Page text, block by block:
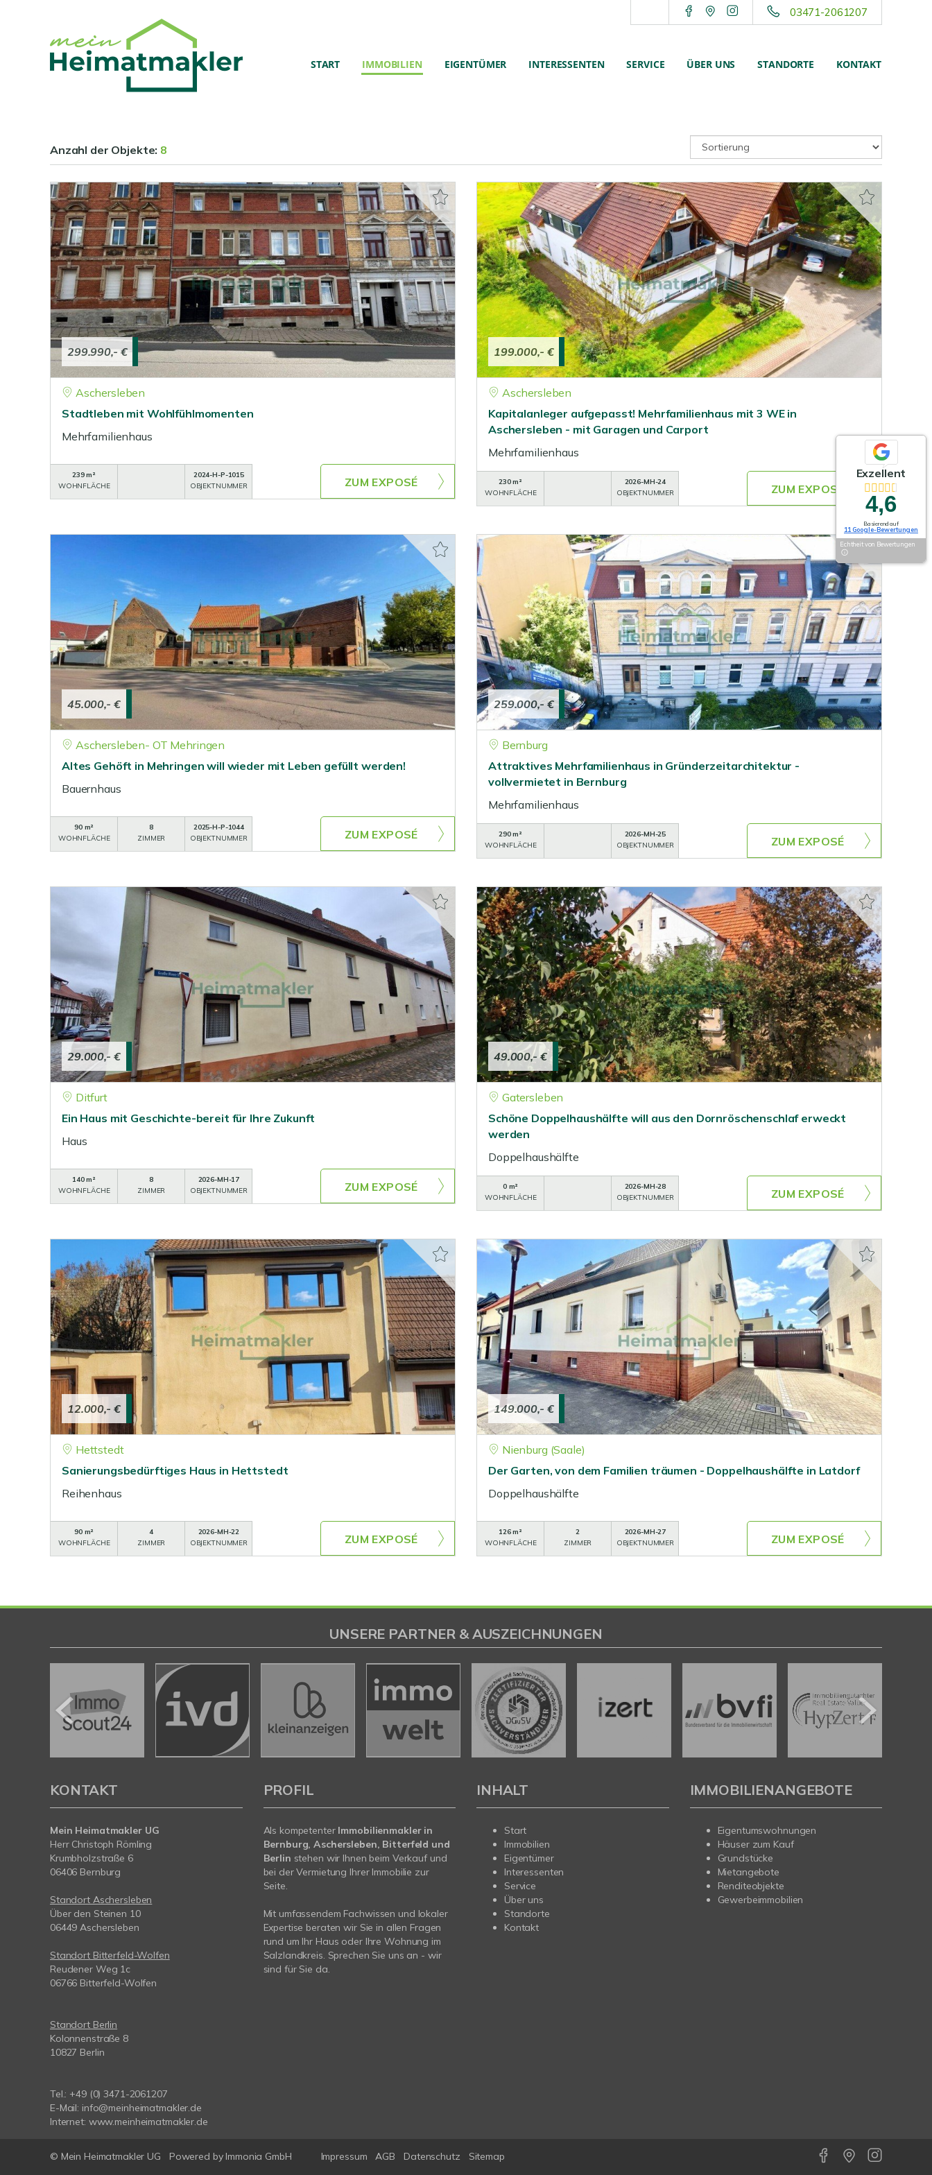
03471-2061207
START IMMOBILIEN EIGENTÜMER INTERESSENTEN SERVICE ÜBER UNS STANDORTE KONTAKT
Anzahl der Objekte: 8
299.990,- €
Aschersleben
Stadtleben mit Wohlfühlmomenten
Mehrfamilienhaus
239 m²
WOHNFLÄCHE
2024-H-P-1015
OBJEKTNUMMER
ZUM EXPOSÉ
199.000,- €
Aschersleben
Kapitalanleger aufgepasst! Mehrfamilienhaus mit 3 WE in
Aschersleben - mit Garagen und Carport
Mehrfamilienhaus
230 m²
WOHNFLÄCHE
2026-MH-24
OBJEKTNUMMER
ZUM EXPOSÉ
45.000,- €
Aschersleben- OT Mehringen
Altes Gehöft in Mehringen will wieder mit Leben gefüllt werden!
Bauernhaus
90 m²
WOHNFLÄCHE
8
ZIMMER
2025-H-P-1044
OBJEKTNUMMER
ZUM EXPOSÉ
259.000,- €
Bernburg
Attraktives Mehrfamilienhaus in Gründerzeitarchitektur -
vollvermietet in Bernburg
Mehrfamilienhaus
290 m²
WOHNFLÄCHE
2026-MH-25
OBJEKTNUMMER
ZUM EXPOSÉ
29.000,- €
Ditfurt
Ein Haus mit Geschichte-bereit für Ihre Zukunft
Haus
140 m²
WOHNFLÄCHE
8
ZIMMER
2026-MH-17
OBJEKTNUMMER
ZUM EXPOSÉ
49.000,- €
Gatersleben
Schöne Doppelhaushälfte will aus den Dornröschenschlaf erweckt
werden
Doppelhaushälfte
0 m²
WOHNFLÄCHE
2026-MH-28
OBJEKTNUMMER
ZUM EXPOSÉ
12.000,- €
Hettstedt
Sanierungsbedürftiges Haus in Hettstedt
Reihenhaus
90 m²
WOHNFLÄCHE
4
ZIMMER
2026-MH-22
OBJEKTNUMMER
ZUM EXPOSÉ
149.000,- €
Nienburg (Saale)
Der Garten, von dem Familien träumen - Doppelhaushälfte in Latdorf
Doppelhaushälfte
126 m²
WOHNFLÄCHE
2
ZIMMER
2026-MH-27
OBJEKTNUMMER
ZUM EXPOSÉ
Exzellent
4,6
Basierend auf
11 Google-Bewertungen
Echtheit von Bewertungen
UNSERE PARTNER & AUSZEICHNUNGEN
KONTAKT
Mein Heimatmakler UG
Herr Christoph Römling
Krumbholzstraße 6
06406 Bernburg
Standort Aschersleben
Über den Steinen 10
06449 Aschersleben
Standort Bitterfeld-Wolfen
Reudener Weg 1c
06766 Bitterfeld-Wolfen
Standort Berlin
Kolonnenstraße 8
10827 Berlin
Tel.: +49 (0) 3471-2061207
E-Mail: info@meinheimatmakler.de
Internet: www.meinheimatmakler.de
PROFIL
Als kompetenter Immobilienmakler in
Bernburg, Aschersleben, Bitterfeld und
Berlin stehen wir Ihnen beim Verkauf und
bei der Vermietung Ihrer Immobilie zur
Seite.
Mit umfassendem Fachwissen und lokaler
Expertise beraten wir Sie in allen Fragen
rund um Ihr Haus oder Ihre Wohnung im
Salzlandkreis. Sprechen Sie uns an - wir
sind für Sie da.
INHALT
Start
Immobilien
Eigentümer
Interessenten
Service
Über uns
Standorte
Kontakt
IMMOBILIENANGEBOTE
Eigentumswohnungen
Häuser zum Kauf
Grundstücke
Mietangebote
Renditeobjekte
Gewerbeimmobilien
© Mein Heimatmakler UG Powered by Immonia GmbH Impressum AGB Datenschutz Sitemap